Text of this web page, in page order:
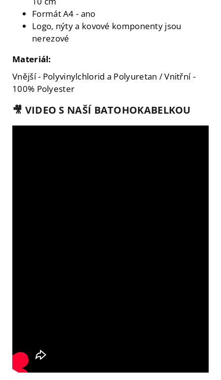
Formát A4 - ano
Logo, nýty a kovové komponenty jsou
nerezové
Materiál:
Vnější - Polyvinylchlorid a Polyuretan / Vnitřní -
100% Polyester
🎥 VIDEO S NAŠÍ BATOHOKABELKOU